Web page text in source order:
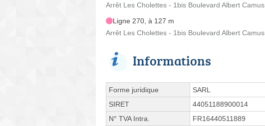
Arrêt Les Cholettes - 1bis Boulevard Albert Camus
Ligne 270, à 127 m
Arrêt Les Cholettes - 1bis Boulevard Albert Camus
Informations
Forme juridique
SARL
SIRET
44051188900014
N° TVA Intra.
FR16440511889